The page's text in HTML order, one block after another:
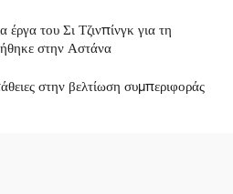
του Σι Τζινπίνγκ για τη
στην Αστάνα
στην βελτίωση συμπεριφοράς